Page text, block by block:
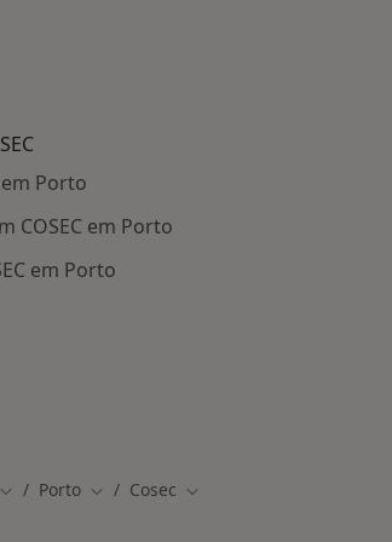
Porto
COSEC em Porto
em Porto
Mudar de cidade
Porto Mudar de cidade
Cosec Mudar de cidade